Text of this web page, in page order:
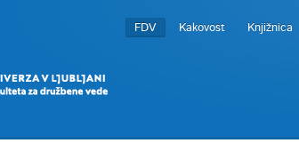
FDV Kakovost Knjižnica